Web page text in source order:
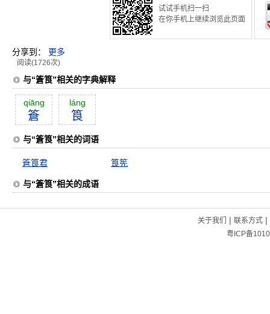
试试手机扫一扫
在你手机上继续浏览此页面
分享到： 更多
阅读(1726次)
与“篬筤”相关的字典解释
qiāng
篬
láng
筤
与“篬筤”相关的词语
篬筤君 筤筅
与“篬筤”相关的成语
关于我们 | 联系方式|
粤ICP备